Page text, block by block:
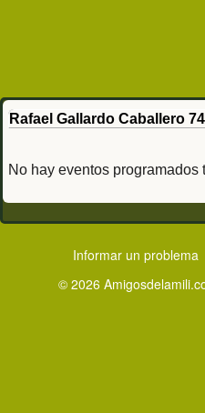
Rafael Gallardo Caballero
No hay eventos programados
Informar un problema
© 2026